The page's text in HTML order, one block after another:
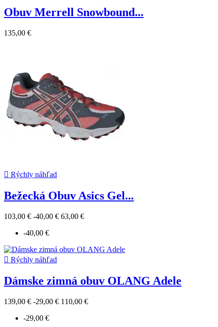
Obuv Merrell Snowbound...
135,00 €
 Rýchly náhľad
Bežecká Obuv Asics Gel...
103,00 € -40,00 € 63,00 €
-40,00 €
 Rýchly náhľad
Dámske zimná obuv OLANG Adele
139,00 € -29,00 € 110,00 €
-29,00 €